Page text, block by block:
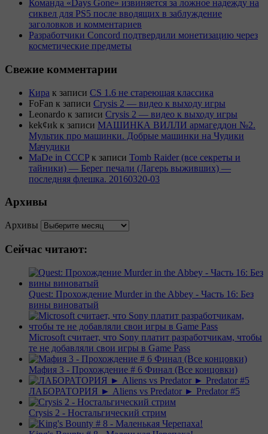
Команда «Days Gone» извиняется за ложное надежду на
сиквел для PS5 после вводящих в заблуждение
заголовков и комментариев
Разработчики Concord подтвердили монетизацию через
косметические предметы
Свежие комментарии
Кира к записи CS 1.6 не стареющая классика
FoFan к записи Crysis 2 — видео к выходу игры
Leonardo к записи Crysis 2 — видео к выходу игры
kek¢иk к записи МАШИНКА ВИЛЛИ армагеддон №2.
Мультик про машинки. Добрые машинки на Чудики
Мачудики
MaDe in CCCP к записи Tomb Raider (все секреты и
тайники) — Берег печали (Лагерь выживших) —
последняя флешка. 20160320-03
Архивы
Архивы
Сейчас читают:
Quest: Прохождение Murder in the Abbey - Часть 16: Без
вины виноватый
Microsoft считает, что Sony платит разработчикам, чтобы
те не добавляли свои игры в Game Pass
Мафия 3 - Прохождение # 6 Финал (Все концовки)
ЛАБОРАТОРИЯ ► Aliens vs Predator ► Predator #5
Crysis 2 - Ностальгический стрим